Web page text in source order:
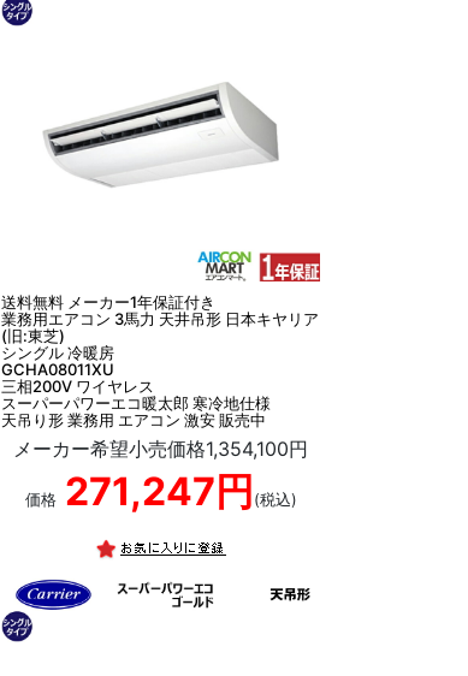
送料無料 メーカー1年保証付き
業務用エアコン 3馬力 天井吊形 日本キヤリア
(旧:東芝)
シングル 冷暖房
GCHA08011XU
三相200V ワイヤレス
スーパーパワーエコ暖太郎 寒冷地仕様
天吊り形 業務用 エアコン 激安 販売中
メーカー希望小売価格1,354,100円
価格 271,247円 (税込)